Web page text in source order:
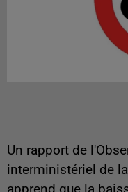
Un rapport de
interministériel de